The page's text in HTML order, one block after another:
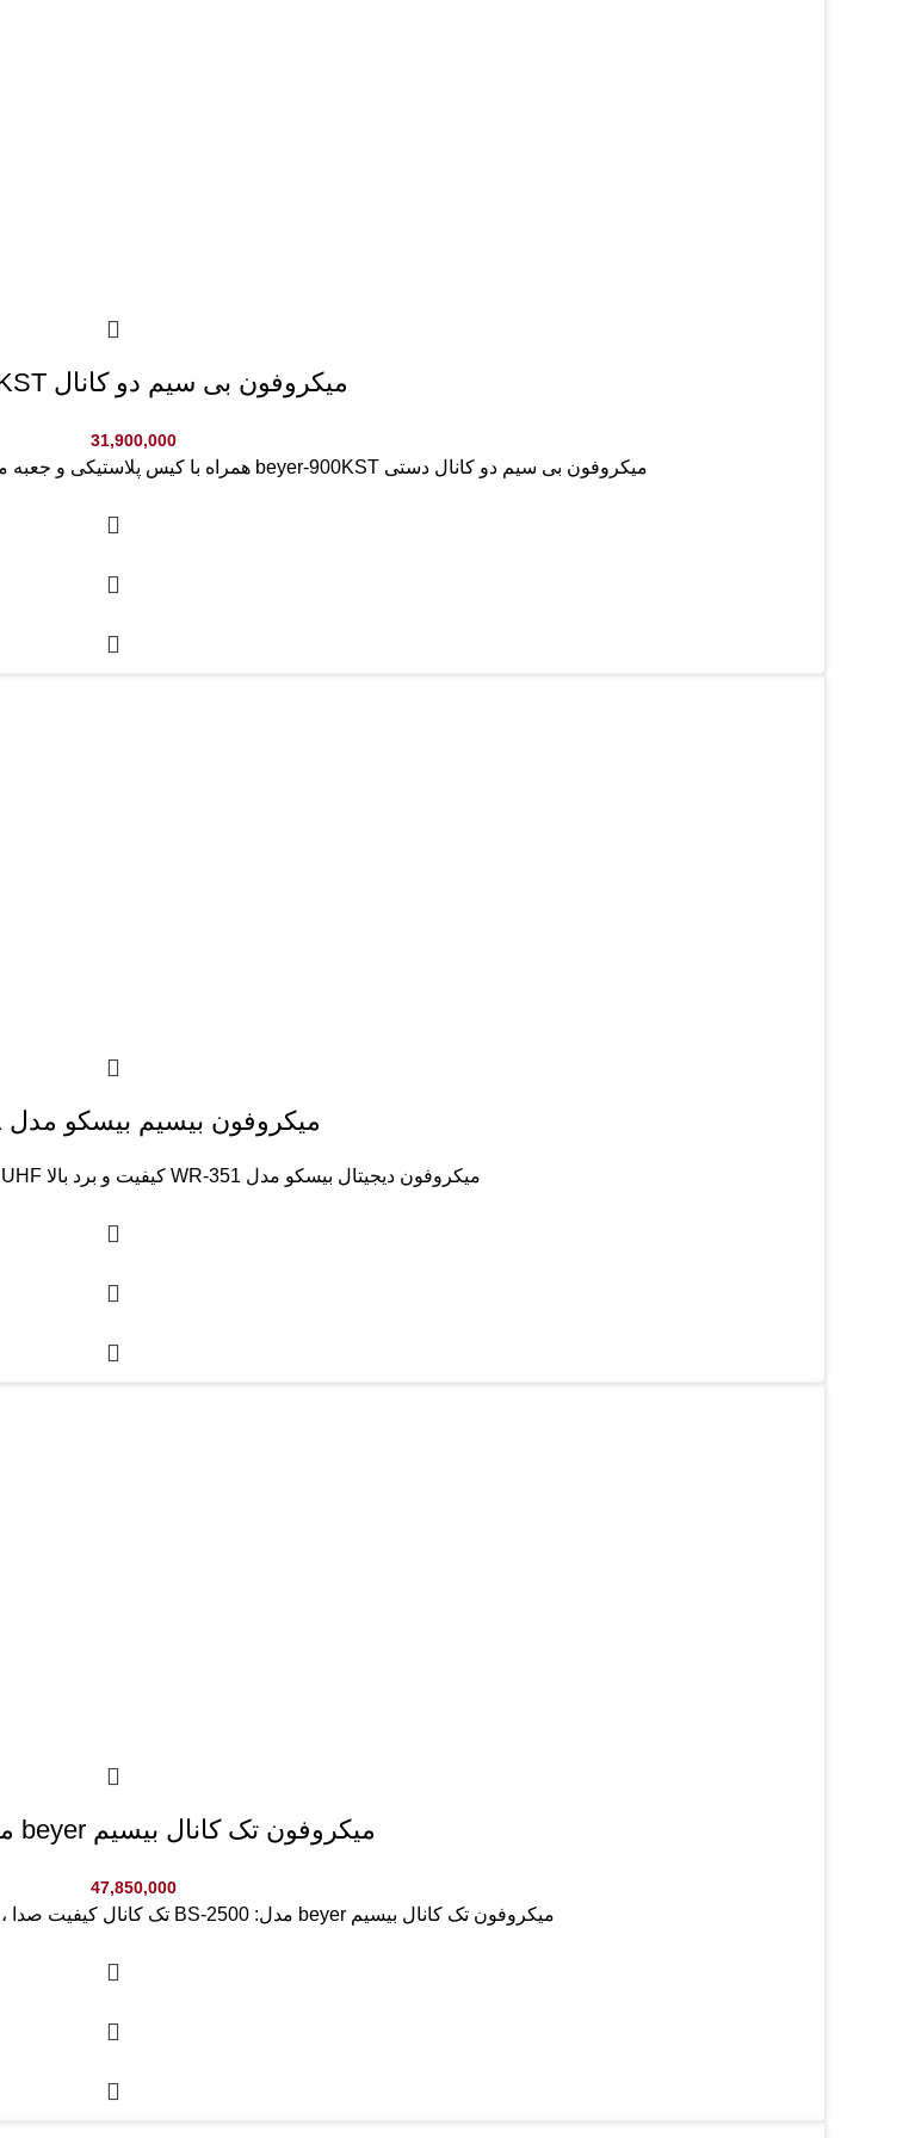
میکروفون بی سیم دو کانال beyer-900KST
میکروفون بی سیم دو کانال دستی beyer-900KST همراه با کیس پلاستیکی و جعبه مقوایی رنج فرکانس: 740~790MHz میکروفون بی سیم
میکروفون بیسیم بیسکو مدل WR-351
میکروفون دیجیتال بیسکو مدل WR-351 کیفیت و برد بالا UHF قابلیت تغییر فرکانس تا ۴۷ کانال
میکروفون تک کانال بیسیم beyer مدل: BS-2500
میکروفون تک کانال بیسیم beyer مدل: BS-2500 تک کانال كيفيت صدا ، ساخت و برد بسیار عالی جنس بدنه رسيور